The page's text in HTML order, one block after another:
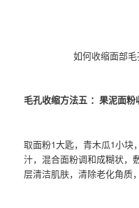
如何收缩面部
毛孔收缩方法五 ：果泥面粉
取面粉1大匙，青木瓜1小块
汁，混合面粉调和成糊状，
层清洁肌肤，清除老化角质